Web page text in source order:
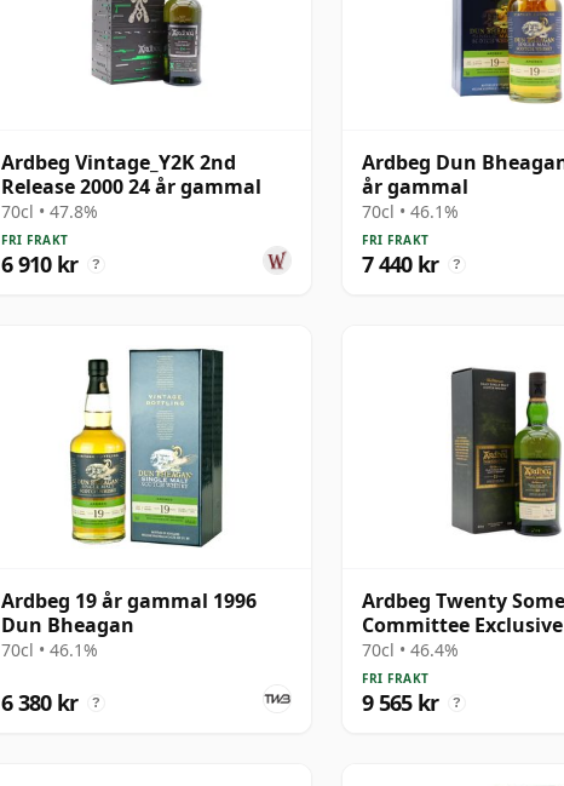
Ardbeg Vintage_Y2K 2nd
Release 2000 24 år gammal
70cl • 47.8%
FRI FRAKT
6 910 kr ?
Ardbeg Dun
år gammal
70cl • 46.1%
FRI FRAKT
7 440 kr ?
Ardbeg 19 år gammal 1996
Dun Bheagan
70cl • 46.1%
6 380 kr ?
Ardbeg Twenty
Committee
Malt S 1996 22 år
70cl • 46.4%
FRI FRAKT
9 565 kr ?